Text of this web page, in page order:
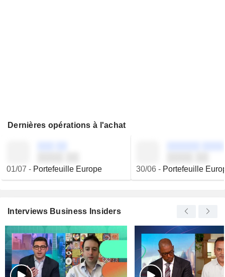
Dernières opérations à l'achat
01/07 - Portefeuille Europe 30/06- Portefeuille
Interviews Business Insiders